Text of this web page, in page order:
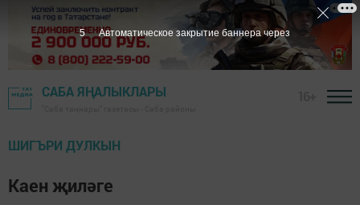
САБА ЯҢАЛЫКЛАРЫ
ШИГЪРИ ДУЛКЫН
Каен җиләге
4 Автоматическое закрытие баннера через